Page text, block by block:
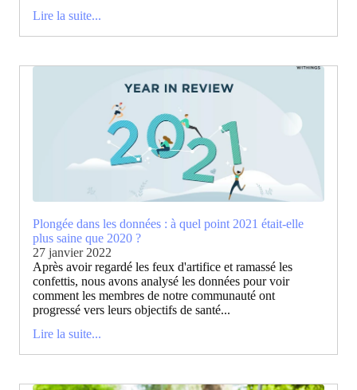
Lire la suite...
Plongée dans les données : à quel point 2021 était-elle
plus saine que 2020 ?
27 janvier 2022
Après avoir regardé les feux d'artifice et ramassé les
confettis, nous avons analysé les données pour voir
comment les membres de notre communauté ont
progressé vers leurs objectifs de santé...
Lire la suite...